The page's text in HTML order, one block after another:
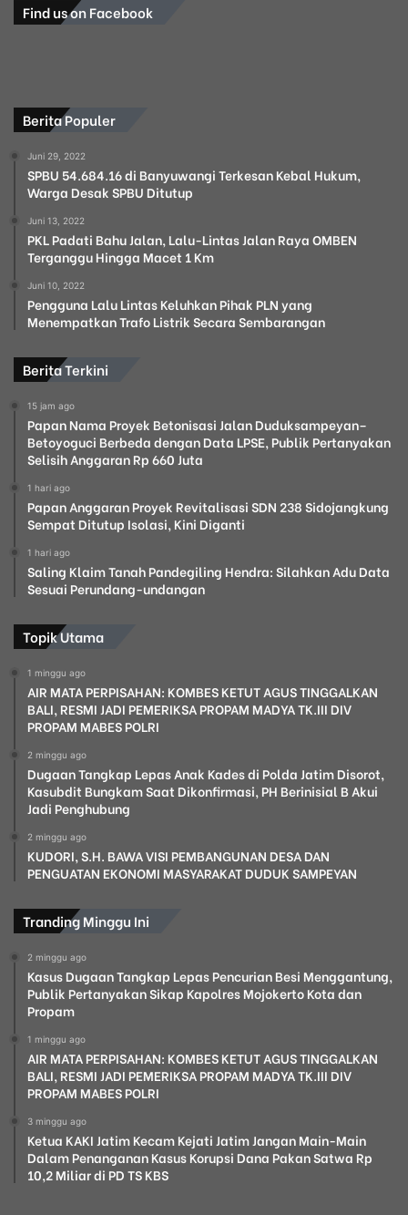
Find us on Facebook
Berita Populer
Juni 29, 2022
SPBU 54.684.16 di Banyuwangi Terkesan Kebal Hukum,
Warga Desak SPBU Ditutup
Juni 13, 2022
PKL Padati Bahu Jalan, Lalu-Lintas Jalan Raya OMBEN
Terganggu Hingga Macet 1 Km
Juni 10, 2022
Pengguna Lalu Lintas Keluhkan Pihak PLN yang
Menempatkan Trafo Listrik Secara Sembarangan
Berita Terkini
15 jam ago
Papan Nama Proyek Betonisasi Jalan Duduksampeyan–
Betoyoguci Berbeda dengan Data LPSE, Publik Pertanyakan
Selisih Anggaran Rp 660 Juta
1 hari ago
Papan Anggaran Proyek Revitalisasi SDN 238 Sidojangkung
Sempat Ditutup Isolasi, Kini Diganti
1 hari ago
Saling Klaim Tanah Pandegiling Hendra: Silahkan Adu Data
Sesuai Perundang-undangan
Topik Utama
1 minggu ago
AIR MATA PERPISAHAN: KOMBES KETUT AGUS TINGGALKAN
BALI, RESMI JADI PEMERIKSA PROPAM MADYA TK.III DIV
PROPAM MABES POLRI
2 minggu ago
Dugaan Tangkap Lepas Anak Kades di Polda Jatim Disorot,
Kasubdit Bungkam Saat Dikonfirmasi, PH Berinisial B Akui
Jadi Penghubung
2 minggu ago
KUDORI, S.H. BAWA VISI PEMBANGUNAN DESA DAN
PENGUATAN EKONOMI MASYARAKAT DUDUK SAMPEYAN
Tranding Minggu Ini
2 minggu ago
Kasus Dugaan Tangkap Lepas Pencurian Besi Menggantung,
Publik Pertanyakan Sikap Kapolres Mojokerto Kota dan
Propam
1 minggu ago
AIR MATA PERPISAHAN: KOMBES KETUT AGUS TINGGALKAN
BALI, RESMI JADI PEMERIKSA PROPAM MADYA TK.III DIV
PROPAM MABES POLRI
3 minggu ago
Ketua KAKI Jatim Kecam Kejati Jatim Jangan Main-Main
Dalam Penanganan Kasus Korupsi Dana Pakan Satwa Rp
10,2 Miliar di PD TS KBS